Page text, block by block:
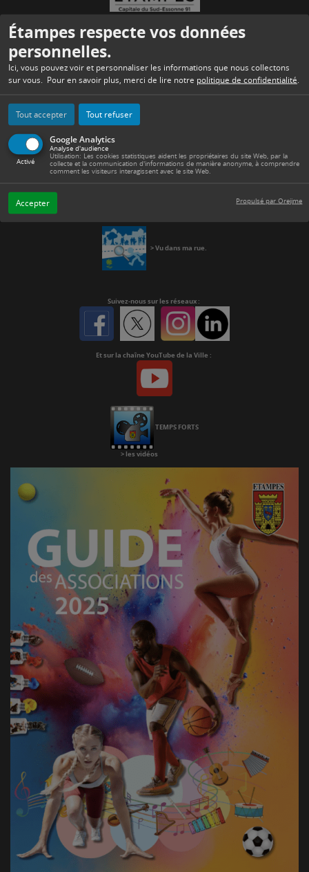
Étampes respecte vos données
personnelles.
Ici, vous pouvez voir et personnaliser les informations que nous collectons
sur vous. Pour en savoir plus, merci de lire notre politique de confidentialité
Tout accepter Tout refuser
Google Analytics
Activé
Analyse d'audience
Utilisation: Les cookies statistiques aident les propriétaires du site Web, par la
collecte et la communication d'informations de manière anonyme, à comprendre
comment les visiteurs interagissent avec le site Web.
Accepter Propulsé par Orejime
Place de l’Hôtel de Ville et des Droits de l’Homme
Tél. : 01 60 81 60 70.
Du lundi au vendredi de8 h 30 à 12 h 30 et de 13 h 30 à 17 h.
>Vu dans ma rue.
Suivez-nous sur les réseaux :
Facebook
Twitter Instagram
Et sur la chaîne YouTube de la Ville :
Youtube
Chaine
TEMPS FORTS
> les vidéos